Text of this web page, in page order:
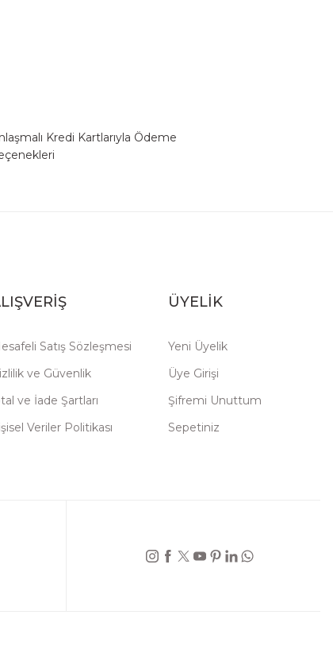
Kredi Kartlarıyla Ödeme
Satış Sözleşmesi
ve Güvenlik
ve İade Şartları
Veriler Politikası
ÜYELİK
Yeni Üyelik
Üye Girişi
Şifremi Unuttum
Sepetiniz